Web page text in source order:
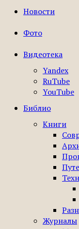
Новости
Фото
Видеотека
Yandex
RuTube
YouTube
Библио
Книги
Журналы